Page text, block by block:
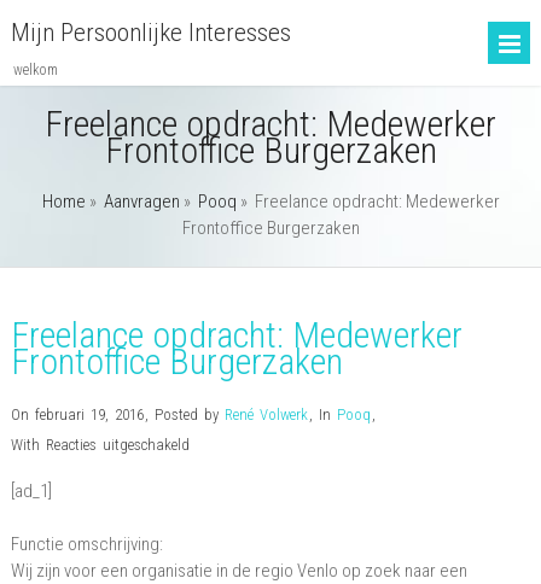
Mijn Persoonlijke Interesses
welkom
Freelance opdracht: Medewerker
Frontoffice Burgerzaken
Home » Aanvragen » Pooq » Freelance opdracht: Medewerker
Frontoffice Burgerzaken
Freelance opdracht: Medewerker
Frontoffice Burgerzaken
On februari 19, 2016, Posted by René Volwerk, In Pooq ,
With Reacties uitgeschakeldvoor
Frontoffice
[ad_1]
Functie omschrijving:
Wij zijn voor een organisatie in de regio Venlo op zoek naar een